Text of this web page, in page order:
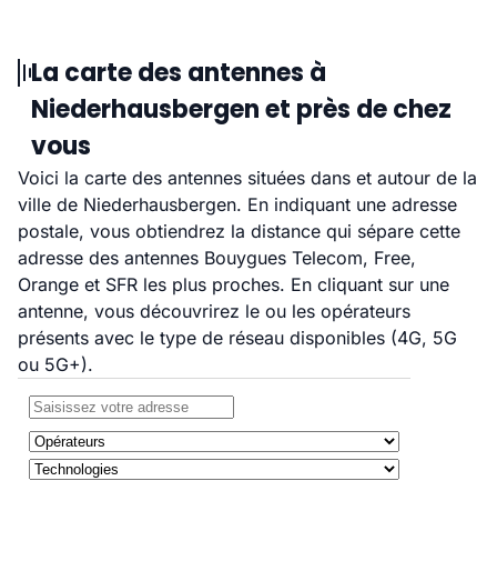
La carte des antennes à
Niederhausbergen et près de chez
vous
Voici la carte des antennes situées dans et autour de la
ville de Niederhausbergen. En indiquant une adresse
postale, vous obtiendrez la distance qui sépare cette
adresse des antennes Bouygues Telecom, Free,
Orange et SFR les plus proches. En cliquant sur une
antenne, vous découvrirez le ou les opérateurs
présents avec le type de réseau disponibles (4G, 5G
ou 5G+).